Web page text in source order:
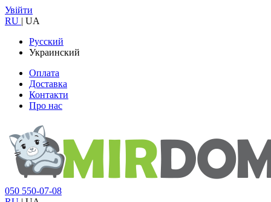
Увійти
RU | UA
Русский
Украинский
Оплата
Доставка
Контакти
Про нас
050 550-07-08